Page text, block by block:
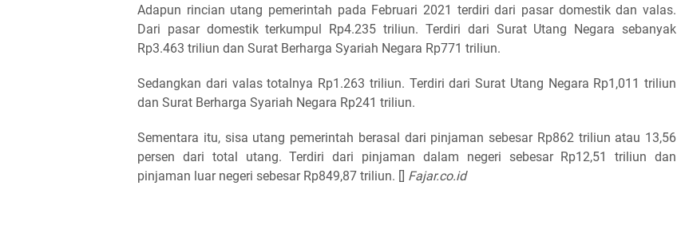
Adapun rincian utang pemerintah pada Februari 2021 terdiri dari pasar domestik dan valas.
Dari pasar domestik terkumpul Rp4.235 triliun. Terdiri dari Surat Utang Negara sebanyak
Rp3.463 triliun dan Surat Berharga Syariah Negara Rp771 triliun.
Sedangkan dari valas totalnya Rp1.263 triliun. Terdiri dari Surat Utang Negara Rp1,011 triliun
dan Surat Berharga Syariah Negara Rp241 triliun.
Sementara itu, sisa utang pemerintah berasal dari pinjaman sebesar Rp862 triliun atau 13,56
persen dari total utang. Terdiri dari pinjaman dalam negeri sebesar Rp12,51 triliun dan
pinjaman luar negeri sebesar Rp849,87 triliun. [] Fajar.co.id